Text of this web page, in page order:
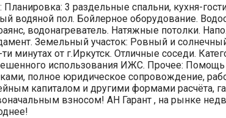
3 раздельные спальни, кухня-
водяной пол. Бойлерное оборудование.
водонагреватель. Натяжные потолки.
Земельный участок: Ровный и
минутах от г.Иркутск. Отличные соседи.
использования ИЖС. Прочее:
полное юридическое сопровождение,
капиталом и другими формами расчёта,
взносом! АН Гарант , на рынке